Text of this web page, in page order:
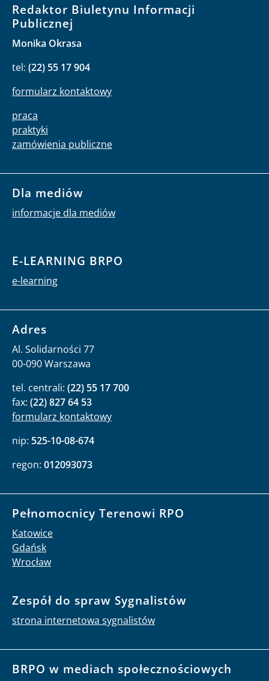
Redaktor Biuletynu Informacji
Publicznej
Monika Okrasa
tel: (22) 55 17 904
formularz kontaktowy
praca
praktyki
zamówienia publiczne
Dla mediów
informacje dla mediów
E-LEARNING BRPO
e-learning
Adres
Al. Solidarności 77
00-090 Warszawa
tel. centrali: (22) 55 17 700
fax: (22) 827 64 53
formularz kontaktowy
nip: 525-10-08-674
regon: 012093073
Pełnomocnicy Terenowi RPO
Katowice
Gdańsk
Wrocław
Zespół do spraw Sygnalistów
strona internetowa sygnalistów
BRPO w mediach społecznościowych